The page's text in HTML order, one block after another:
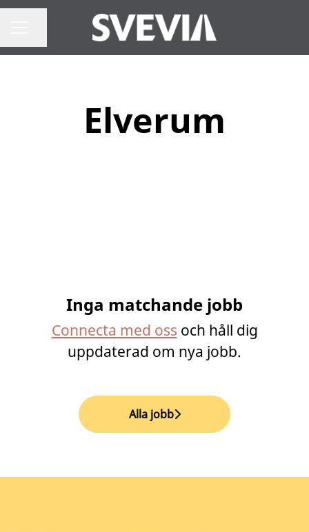
Elverum
Inga matchande jobb
Connecta med oss och håll dig
uppdaterad om nya jobb.
Alla jobb